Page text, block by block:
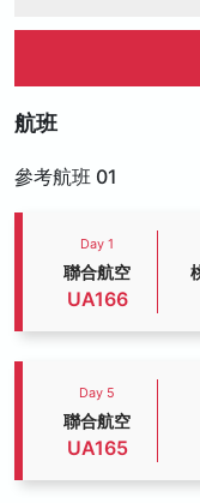
航班
參考航班 01
Day 1
聯合航空
UA166
Day 5
聯合航空
UA165